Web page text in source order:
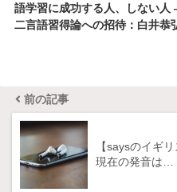
語学習に成功する人、しない
二言語習得論への招待：白井恭
前の記事
【saysのイギ
現在の発音は…